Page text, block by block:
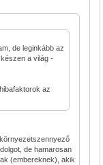
de leginkább az
a világ -
az
de hamarosan
(embereknek), akik